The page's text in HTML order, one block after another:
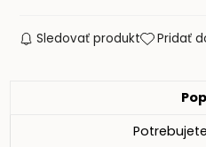
Sledovať produkt Pridať